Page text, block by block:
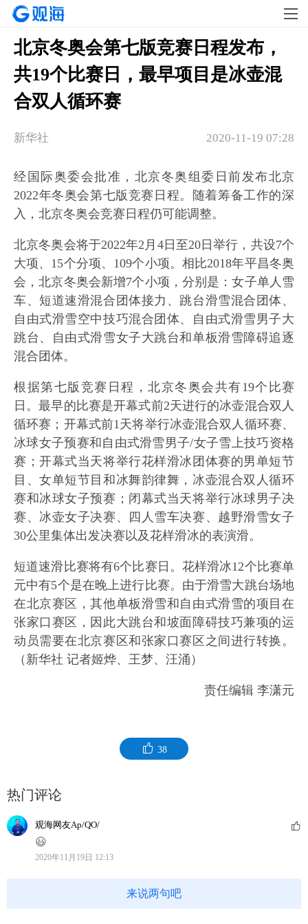
北京冬奥会第七版竞赛日程发布，
共19个比赛日，最早项目是冰壶混
合双人循环赛
2020-11-19 07:28
新华社
经国际奥委会批准，北京冬奥组委日前发布北京
2022年冬奥会第七版竞赛日程。随着筹备工作的深
入，北京冬奥会竞赛日程仍可能调整。
北京冬奥会将于2022年2月4日至20日举行，共设7个
大项、15个分项、109个小项。相比2018年平昌冬奥
会，北京冬奥会新增7个小项，分别是：女子单人雪
车、短道速滑混合团体接力、跳台滑雪混合团体、
自由式滑雪空中技巧混合团体、自由式滑雪男子大
跳台、自由式滑雪女子大跳台和单板滑雪障碍追逐
混合团体。
根据第七版竞赛日程，北京冬奥会共有19个比赛
日。最早的比赛是开幕式前2天进行的冰壶混合双人
循环赛；开幕式前1天将举行冰壶混合双人循环赛、
冰球女子预赛和自由式滑雪男子/女子雪上技巧资格
赛；开幕式当天将举行花样滑冰团体赛的男单短节
目、女单短节目和冰舞韵律舞，冰壶混合双人循环
赛和冰球女子预赛；闭幕式当天将举行冰球男子决
赛、冰壶女子决赛、四人雪车决赛、越野滑雪女子
30公里集体出发决赛以及花样滑冰的表演滑。
短道速滑比赛将有6个比赛日。花样滑冰12个比赛单
元中有5个是在晚上进行比赛。由于滑雪大跳台场地
在北京赛区，其他单板滑雪和自由式滑雪的项目在
张家口赛区，因此大跳台和坡面障碍技巧兼项的运
动员需要在北京赛区和张家口赛区之间进行转换。
（新华社 记者姬烨、王梦、汪涌）
责任编辑 李潇元
38
热门评论
观海网友Ap/QO/
😃
2020年11月19日 12:13
来说两句吧